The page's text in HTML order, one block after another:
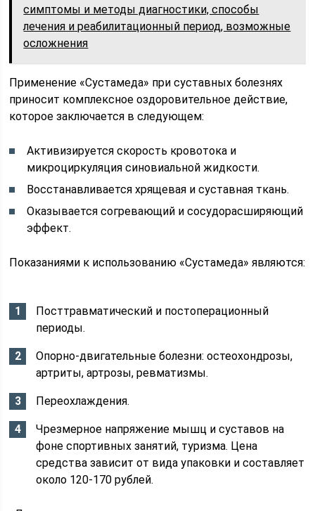
симптомы и методы диагностики, способы
лечения и реабилитационный период, возможные
осложнения
Применение «Сустамеда» при суставных болезнях
приносит комплексное оздоровительное действие,
которое заключается в следующем:
Активизируется скорость кровотока и
микроциркуляция синовиальной жидкости.
Восстанавливается хрящевая и суставная ткань.
Оказывается согревающий и сосудорасширяющий
эффект.
Показаниями к использованию «Сустамеда» являются:
Посттравматический и постоперационный
периоды.
Опорно-двигательные болезни: остеохондрозы,
артриты, артрозы, ревматизмы.
Переохлаждения.
Чрезмерное напряжение мышц и суставов на
фоне спортивных занятий, туризма. Цена
средства зависит от вида упаковки и составляет
около 120-170 рублей.